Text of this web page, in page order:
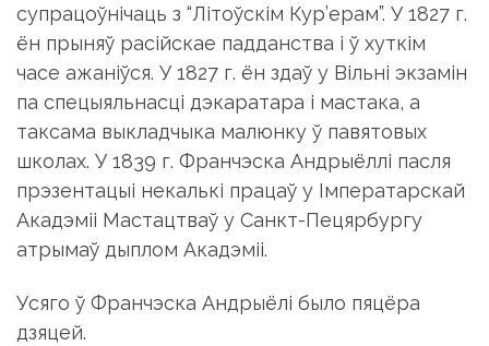
супрацоўнічаць з “Літоўскім Кур’ерам”. У 1827 г.
ён прыняў расійскае падданства і ў хуткім
часе ажаніўся. У 1827 г. ён здаў у Вільні экзамін
па спецыяльнасці дэкаратара і мастака, а
таксама выкладчыка малюнку ў павятовых
школах. У 1839 г. Франчэска Андрыёллі пасля
прэзентацыі некалькі працаў у Імператарскай
Акадэміі Мастацтваў у Санкт-Пецярбургу
атрымаў дыплом Акадэміі.
Усяго ў Франчэска Андрыёлі было пяцёра
дзяцей.